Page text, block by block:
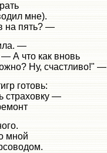
мне).
на пять? —
—
А что как вновь
Ну, счастливо!" —
готовь:
страховку —
мной